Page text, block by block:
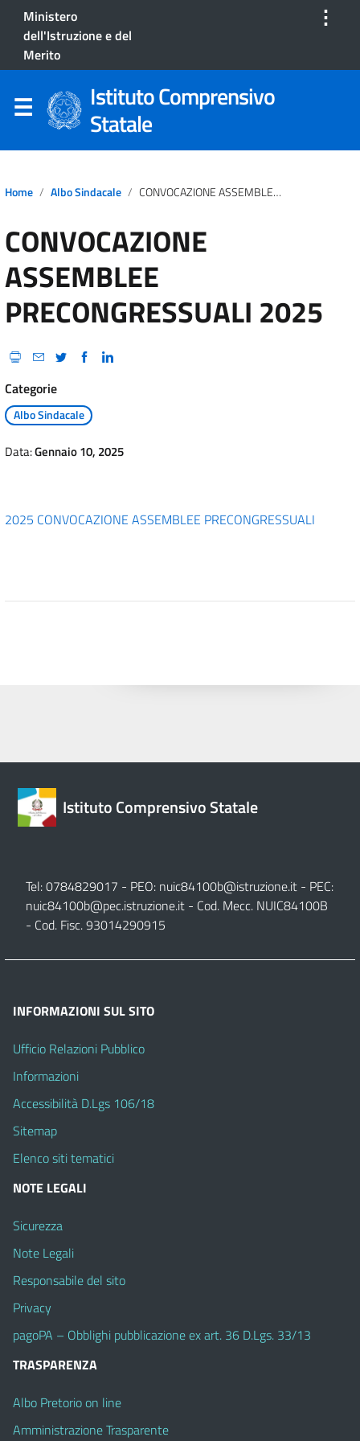
Ministero
dell'Istruzione e del
Merito
⋮
Istituto Comprensivo
Statale
Home Albo Sindacale CONVOCAZIONE ASSEMBLEE PRECONGRESSUALI 2025
CONVOCAZIONE
ASSEMBLEE
PRECONGRESSUALI 2025
Categorie
Albo Sindacale
Data:Gennaio 10, 2025
2025 CONVOCAZIONE ASSEMBLEE PRECONGRESSUALI
Istituto Comprensivo Statale
Tel: 0784829017 - PEO: nuic84100b@istruzione.it - PEC:
nuic84100b@pec.istruzione.it - Cod. Mecc. NUIC84100B
- Cod. Fisc. 93014290915
INFORMAZIONI SUL SITO
Ufficio Relazioni Pubblico
Informazioni
Accessibilità D.Lgs 106/18
Sitemap
Elenco siti tematici
NOTE LEGALI
Sicurezza
Note Legali
Responsabile del sito
Privacy
pagoPA – Obblighi pubblicazione ex art. 36 D.Lgs. 33/13
TRASPARENZA
Albo Pretorio on line
Amministrazione Trasparente